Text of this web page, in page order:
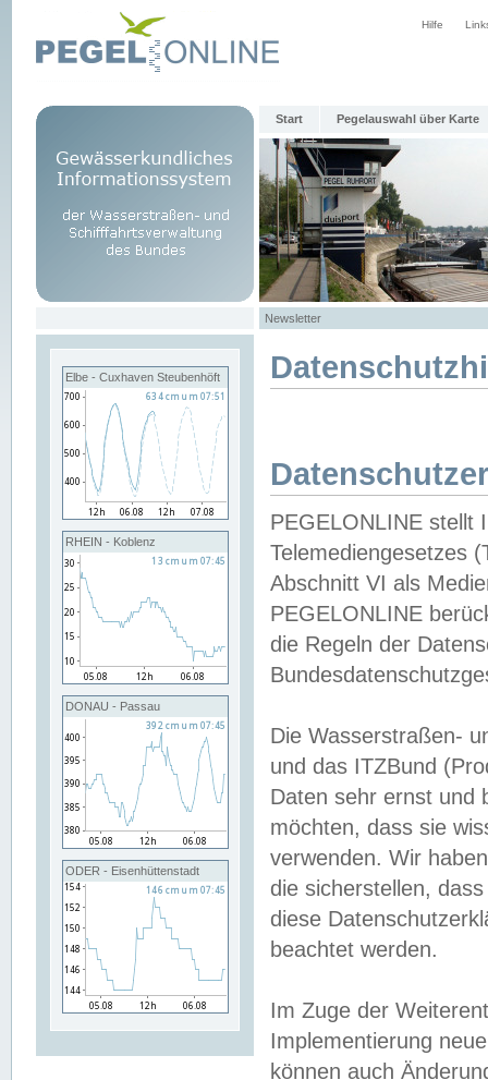
Hilfe
Start Pegelauswahl über Karte
Newsletter
Elbe - Cuxhaven Steubenhöft
RHEIN - Koblenz
DONAU - Passau
ODER - Eisenhüttenstadt
PEGELONLINE stellt
Telemediengesetzes
Abschnitt VI als
PEGELONLINE
die Regeln der
Die Wasserstraßen-
und das ITZBund
Daten sehr ernst und
möchten, dass sie
verwenden. Wir
die sicherstellen,
diese
beachtet werden.
Im Zuge der
Implementierung
können auch